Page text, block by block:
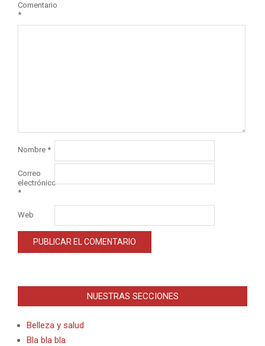
Comentario
*
Nombre *
Correo
electrónico
*
Web
NUESTRAS SECCIONES
Belleza y salud
Bla bla bla